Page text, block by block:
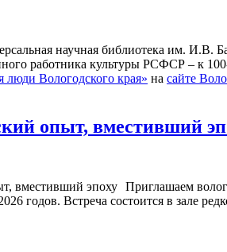
научная библиотека им.
работника культуры РСФСР – к
Вологодского края» на сайте
опыт, вместивший
Приглашаем
годов. Встреча состоится в зале